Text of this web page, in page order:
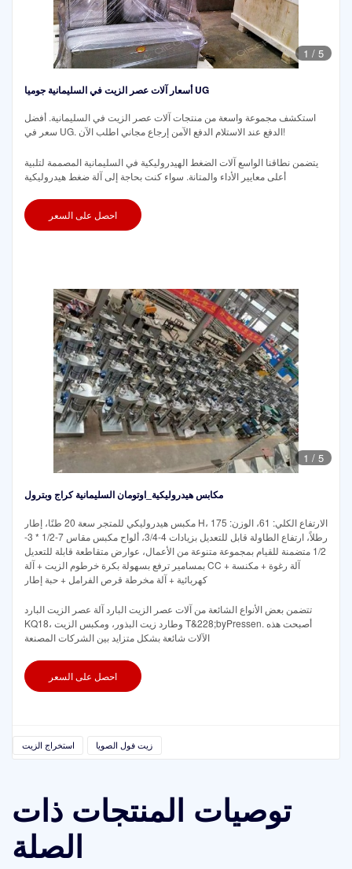
1 / 5
أسعار آلات عصر الزيت في السليمانية جوميا UG
استكشف مجموعة واسعة من منتجات آلات عصر الزيت في السليمانية. أفضل
سعر في UG. الدفع عند الاستلام الدفع الآمن إرجاع مجاني اطلب الآن!
يتضمن نطاقنا الواسع آلات الضغط الهيدروليكية في السليمانية المصممة لتلبية
أعلى معايير الأداء والمتانة. سواء كنت بحاجة إلى آلة ضغط هيدروليكية
احصل على السعر
1 / 5
مكابس هيدروليكية_اوتومان السليمانية كراج وبترول
مكبس هيدروليكي للمتجر سعة 20 طنًا، إطار H، الارتفاع الكلي: 61، الوزن: 175
رطلاً، ارتفاع الطاولة قابل للتعديل بزيادات 4-3/4، ألواح مكبس مقاس 7-1/2 * 3-
1/2 متضمنة للقيام بمجموعة متنوعة من الأعمال، عوارض متقاطعة قابلة للتعديل
بمسامير ترفع بسهولة بكرة خرطوم الزيت + آلة CC + آلة رغوة + مكنسة
كهربائية + آلة مخرطة قرص الفرامل + حبة إطار
تتضمن بعض الأنواع الشائعة من آلات عصر الزيت البارد آلة عصر الزيت البارد
KQ18، وطارد زيت البذور، ومكبس الزيت T&228;byPressen. أصبحت هذه
الآلات شائعة بشكل متزايد بين الشركات المصنعة
احصل على السعر
استخراج الزيت زيت فول الصويا
توصيات المنتجات ذات
الصلة